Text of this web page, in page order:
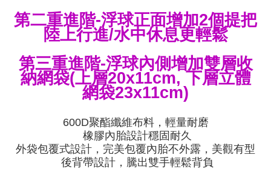
第二重進階-浮球正面增加2個提把
陸上行進/水中休息更輕鬆
第三重進階-浮球內側增加雙層收
納網袋(上層20x11cm, 下層立體
網袋23x11cm)
600D聚酯纖維布料，輕量耐磨
橡膠內胎設計穩固耐久
外袋包覆式設計，完美包覆內胎不外露，美觀有型
後背帶設計，騰出雙手輕鬆背負